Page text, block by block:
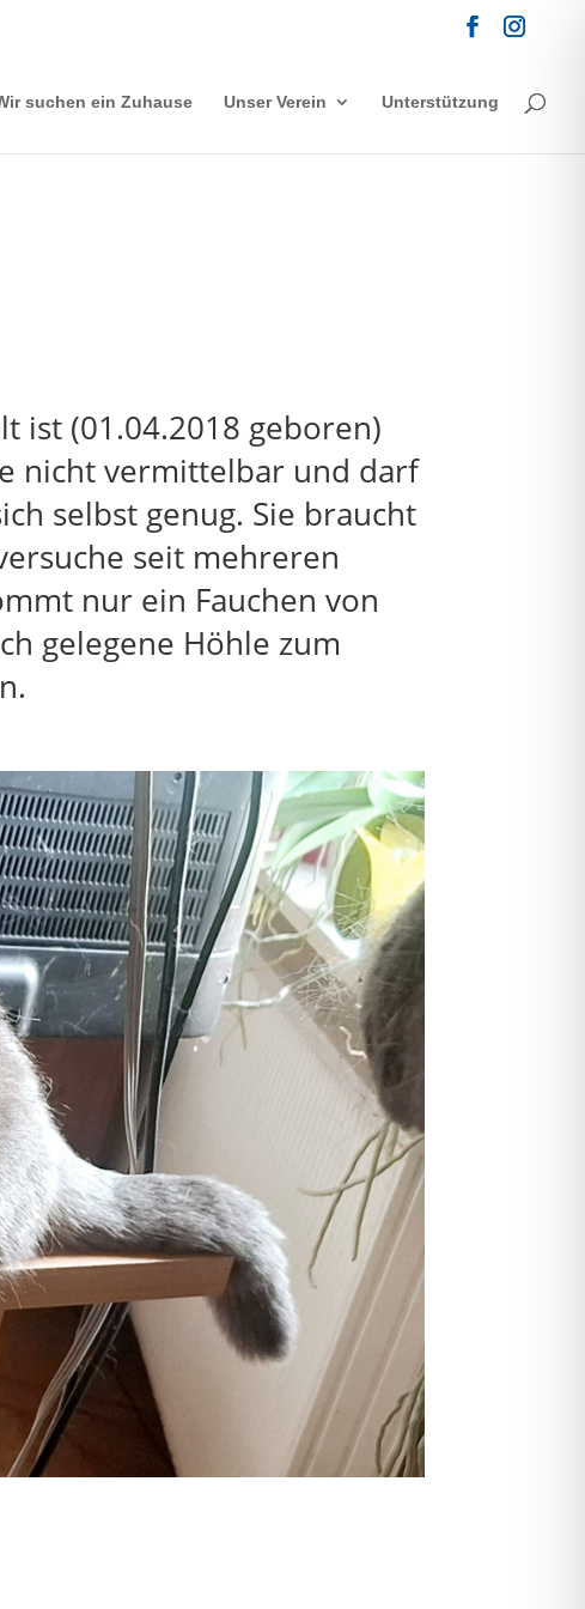
suchen ein Zuhause Unser Verein Unterstützung
ist (01.04.2018 geboren)
nicht vermittelbar und darf
selbst genug. Sie braucht
seit mehreren
nur ein Fauchen von
gelegene Höhle zum